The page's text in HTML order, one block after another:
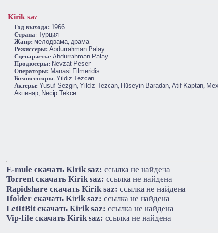
Kirik saz
Год выхода: 1966
Cтрана:
Турция
Жанр: мелодрама, драма
Режиссеры: Abdurrahman Palay
Сценаристы: Abdurrahman Palay
Продюсеры: Nevzat Pesen
Операторы: Manasi Filmeridis
Композиторы: Yildiz Tezcan
Актеры: Yusuf Sezgin, Yildiz Tezcan, Hüseyin Baradan, Atif Kaptan,
Акпинар, Necip Tekce
E-mule cкачать Kirik saz: ссылка не найдена
Torrent cкачать Kirik saz: ссылка не найдена
Rapidshare cкачать Kirik saz: ссылка не найдена
Ifolder cкачать Kirik saz: ссылка не найдена
LetItBit cкачать Kirik saz: ссылка не найдена
Vip-file cкачать Kirik saz: ссылка не найдена